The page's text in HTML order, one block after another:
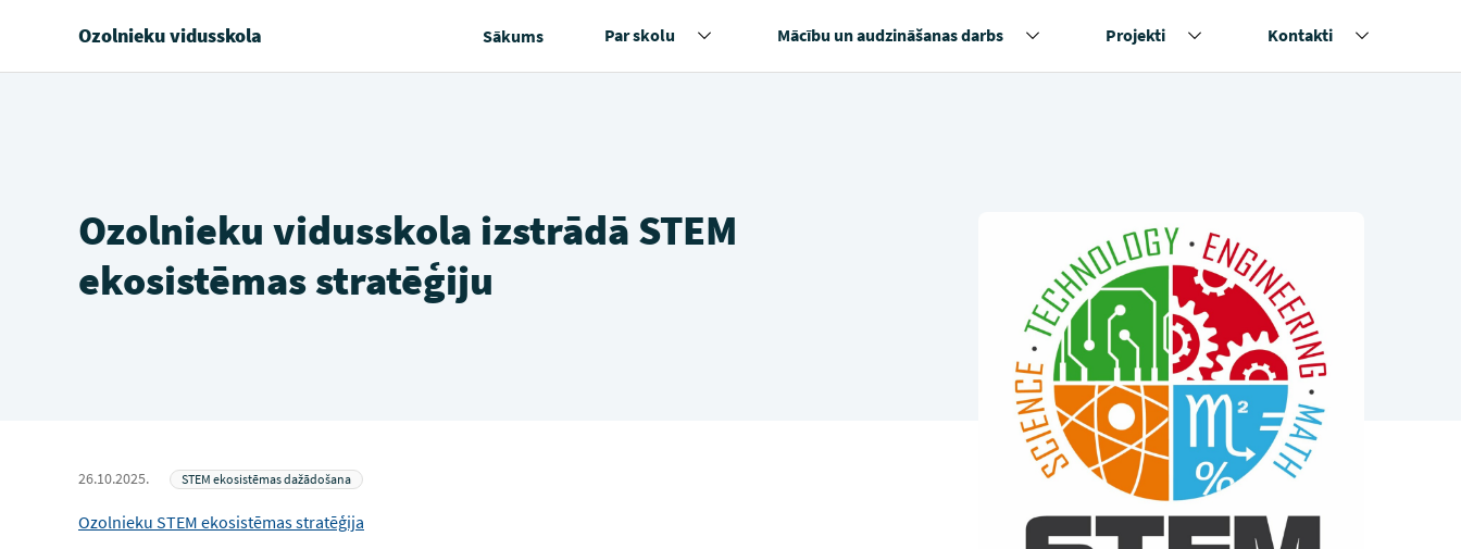
Ozolnieku vidusskola Sākums Par skolu Mācību un audzināšanas darbs Projekti Kontakti
Ozolnieku vidusskola izstrādā STEM
ekosistēmas stratēģiju
26.10.2025. STEM ekosistēmas dažādošana
Ozolnieku STEM ekosistēmas stratēģija